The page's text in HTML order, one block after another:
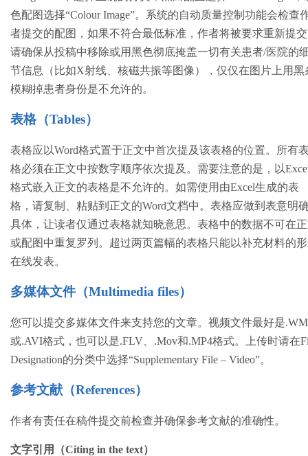
色配图选择“Colour Image”。系统的自动质量控制功能会检查
者提交的配图，如果不符合最低标准，作者将被要求重新提
请确保从投稿中移除或用黑色彻底掩盖一切有关患者/医院的
节信息（比如X射线、核磁共振等图像），仅仅在图片上用黑
模糊掉患者身份是不允许的。
表格（Tables）
表格应以Word格式置于正文中首次提及该表格的位置。所有
格必须在正文中按数字顺序依次提及。需要注意的是，以
格式嵌入正文的表格是不允许的。如需使用由Excel生成的表
格，请复制、粘贴到正文的Word文档中。表格应做到表意明
具体，让读者仅通过表格就知晓意思。表格中的数据不可在
或配图中重复罗列。超过两页篇幅的表格只能以补充材料的
在线发表。
多媒体文件（Multimedia files）
您可以提交多媒体文件来支持您的文章。视频文件最好是
或.AVI格式，也可以是.FLV、.Mov和.MP4格式。上传时请在
Designation的分类中选择“Supplementary File – Video”。
参考文献（References）
作者有责任在稿件提交前检查并确保参考文献的准确性。
文字引用（Citing in the text）